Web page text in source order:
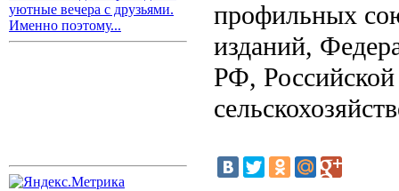
уютные вечера с друзьями.
Именно поэтому...
профильных
изданий,
РФ, Российской